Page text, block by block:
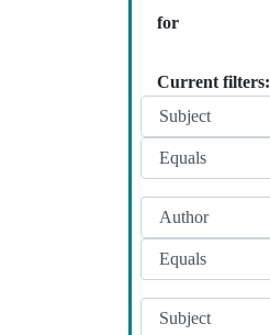
for
Current filters: